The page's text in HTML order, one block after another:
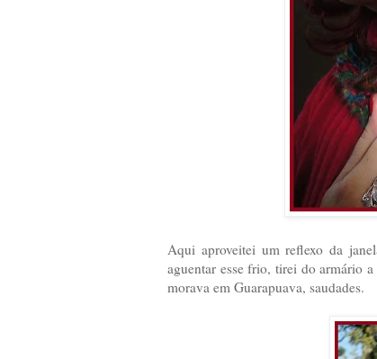
Aqui aproveitei um reflexo da
aguentar esse frio, tirei do armário
morava em Guarapuava, saudades.